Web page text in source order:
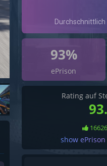
93%
ePrison
Rating auf
16626
show